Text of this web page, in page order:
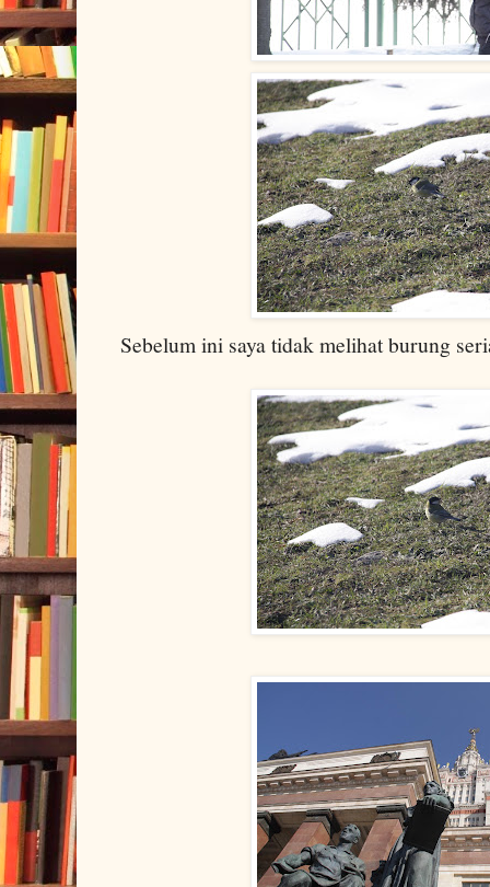
Sebelum ini saya tidak melihat burung